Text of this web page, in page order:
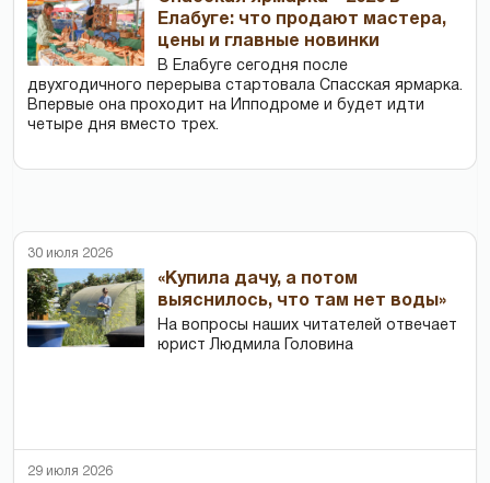
Елабуге: что продают мастера,
цены и главные новинки
В Елабуге сегодня после
двухгодичного перерыва стартовала Спасская ярмарка.
Впервые она проходит на Ипподроме и будет идти
четыре дня вместо трех.
30 июля 2026
«Купила дачу, а потом
выяснилось, что там нет воды»
На вопросы наших читателей отвечает
юрист Людмила Головина
29 июля 2026